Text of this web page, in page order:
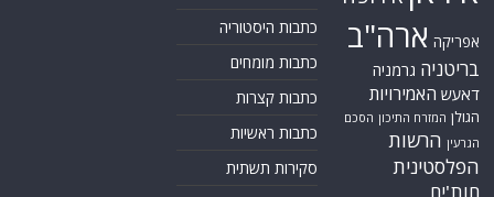
אפריקה ארה"ב
בריטניה גרמניה
דאעש האמירויות
הגולן המזרח התיכון הסכם
הגרעין הרשות
הפלסטינית
כתבות היסטוריה
כתבות מומחים
כתבות קצרות
כתבות ראשיות
סקירות תשתית